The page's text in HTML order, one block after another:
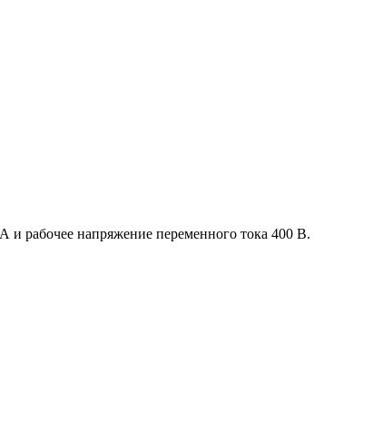
рабочее напряжение переменного тока 400 В.